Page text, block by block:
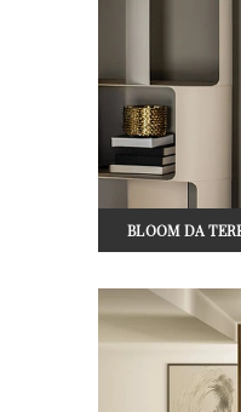
BLOOM DA